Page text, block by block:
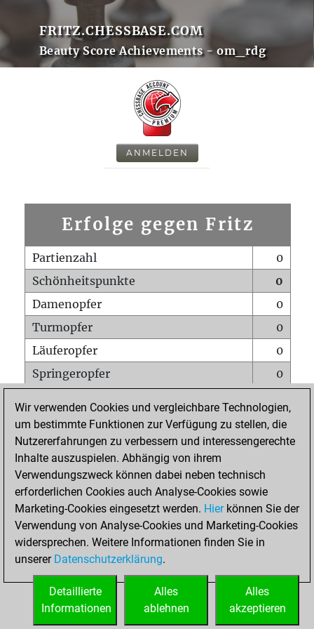
FRITZ.CHESSBASE.COM
Beauty Score Achievements - om_rdg
ANMELDEN
Erfolge gegen Fritz
Partienzahl
0
Schönheitspunkte
0
Damenopfer
0
Turmopfer
0
Läuferopfer
0
Springeropfer
0
Matt auf vollem Brett
0
Bauer setzt Matt
0
Erstickte Matts
Unterverwandlungen
Türme auf der siebten
0
STARTSEITE
Wir verwenden Cookies und vergleichbare Technologien,
um bestimmte Funktionen zur Verfügung zu stellen, die
Nutzererfahrungen zu verbessern und interessengerechte
Inhalte auszuspielen. Abhängig von ihrem
Verwendungszweck können dabei neben technisch
erforderlichen Cookies auch Analyse-Cookies sowie
Marketing-Cookies eingesetzt werden. Hierkönnen Sie der
Verwendung von Analyse-Cookies und Marketing-Cookies
widersprechen. Weitere Informationen finden Sie in
unserer Datenschutzerklärung.
Alles
akzeptieren
Alles
ablehnen
Detaillierte
Informationen